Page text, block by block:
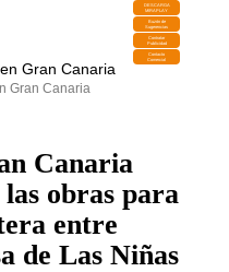
DESCARGA
MIRAPLAY
Buzón de
Sugerencias
Contratar
Publicidad
Contacto
Comercial
Gran Canaria
Canaria
obras para
entre
de Las Niñas